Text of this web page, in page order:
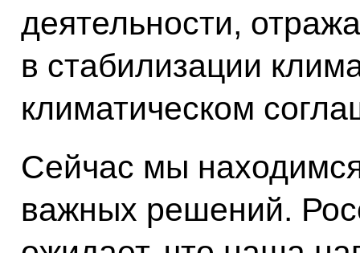
деятельности,
в стабилизации
климатическом
Сейчас мы
важных решений.